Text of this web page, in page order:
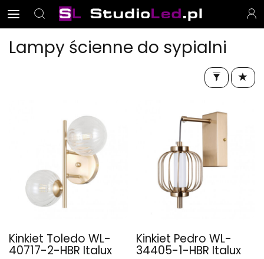
Lampy ścienne do sypialni
Kinkiet Toledo WL-
40717-2-HBR Italux
Kinkiet Pedro WL-
34405-1-HBR Italux